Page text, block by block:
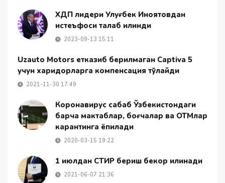
ХДП лидери Улуғбек Иноятовдан
истеъфоси талаб қилинди
2023-09-13 15:11
Uzauto Motors етказиб берилмаган Captiva 5
учун харидорларга компенсация тўлайди
2021-11-30 17:49
Коронавирус сабаб Ўзбекистондаги
барча мактаблар, боғчалар ва ОТМлар
карантинга ёпилади
2020-03-15 19:22
1 июлдан СТИР бериш бекор қилинади
2021-06-07 21:36